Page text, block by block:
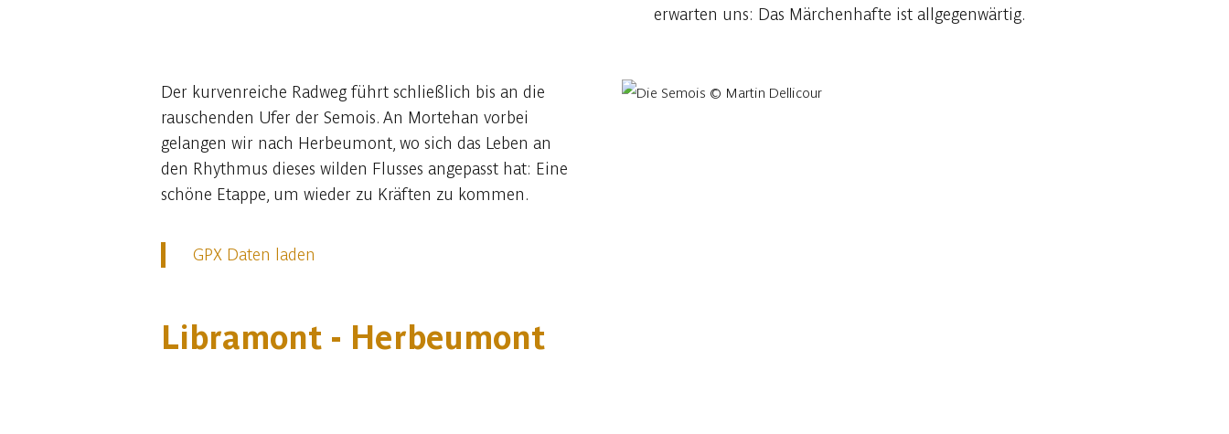
erwarten uns: Das Märchenhafte ist allgegenwärtig.
Der kurvenreiche Radweg führt schließlich bis an die
rauschenden Ufer der Semois. An Mortehan vorbei
gelangen wir nach Herbeumont, wo sich das Leben an
den Rhythmus dieses wilden Flusses angepasst hat: Eine
schöne Etappe, um wieder zu Kräften zu kommen.
GPX Daten laden
Libramont - Herbeumont